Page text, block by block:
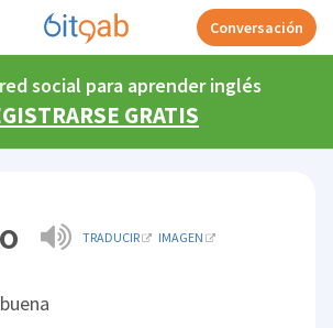
Conversación
social para aprender inglés
GRATIS
TRADUCIR IMAGEN